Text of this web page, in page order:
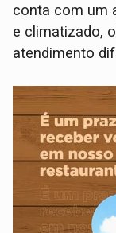
conta com um
e climatizado,
atendimento